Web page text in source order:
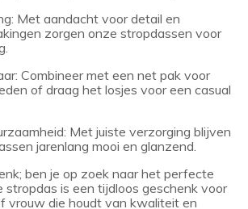
Met aandacht voor detail en
zorgen onze stropdassen voor
Combineer met een net pak voor
of draag het losjes voor een casual
Met juiste verzorging blijven
jarenlang mooi en glanzend.
ben je op zoek naar het perfecte
stropdas is een tijdloos geschenk voor
vrouw die houdt van kwaliteit en